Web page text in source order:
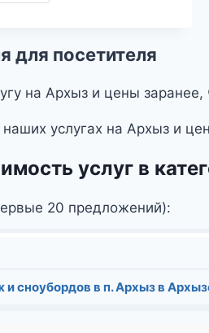
для посетителя
на Архыз и цены заранее,
услугах на Архыз и
услуг в
20 предложений):
сноубордов в п. Архыз в